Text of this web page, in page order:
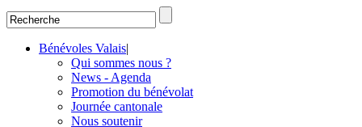
Bénévoles Valais|
Qui sommes nous ?
News - Agenda
Promotion du bénévolat
Journée cantonale
Nous soutenir